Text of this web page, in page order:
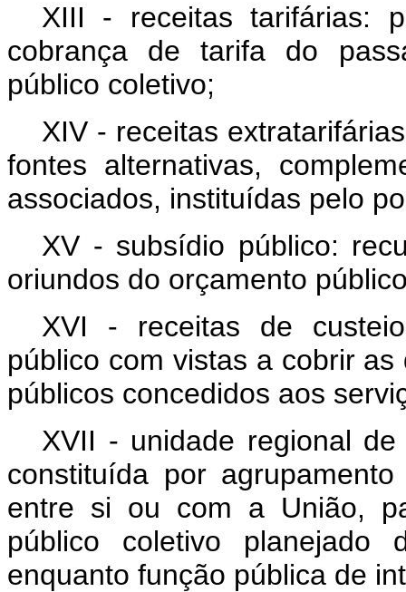
XIII - receitas tarifárias:
cobrança de tarifa do
público coletivo;
XIV - receitas
fontes alternativas,
associados, instituídas pelo
XV - subsídio público:
oriundos do orçamento
XVI - receitas de
público com vistas a cobrir
públicos concedidos aos
XVII - unidade regional
constituída por
entre si ou com a União,
público coletivo planejado
enquanto função pública de